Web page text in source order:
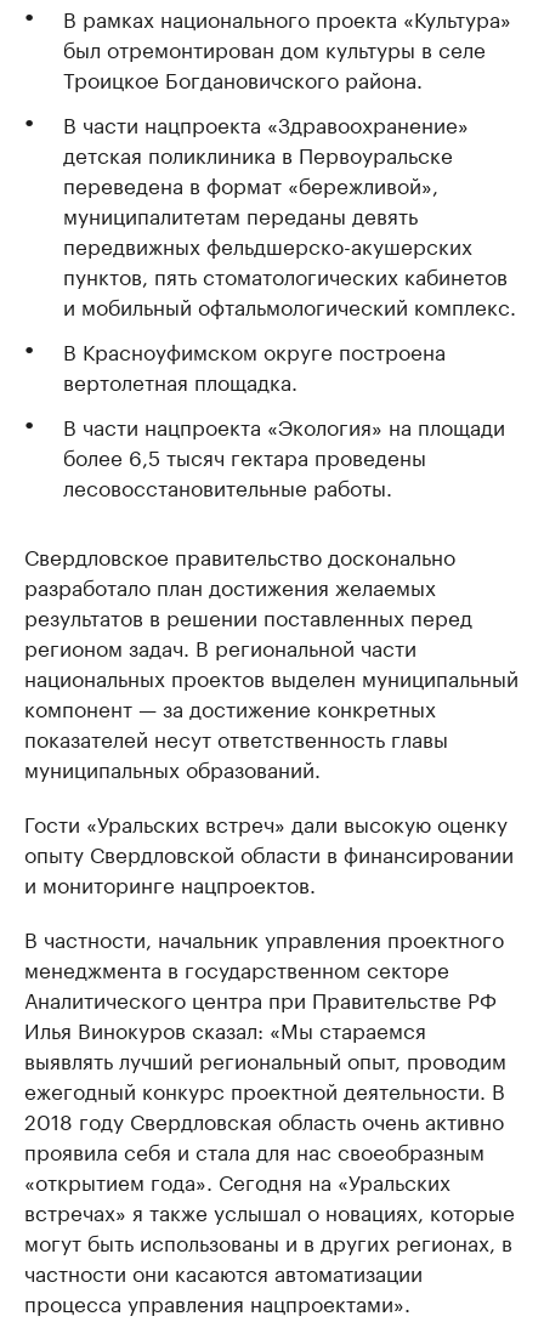
В рамках национального проекта «Культура»
был отремонтирован дом культуры в селе
Троицкое Богдановичского района.
В части нацпроекта «Здравоохранение»
детская поликлиника в Первоуральске
переведена в формат «бережливой»,
муниципалитетам переданы девять
передвижных фельдшерско-акушерских
пунктов, пять стоматологических кабинетов
и мобильный офтальмологический комплекс.
В Красноуфимском округе построена
вертолетная площадка.
В части нацпроекта «Экология» на площади
более 6,5 тысяч гектара проведены
лесовосстановительные работы.
Свердловское правительство досконально
разработало план достижения желаемых
результатов в решении поставленных перед
регионом задач. В региональной части
национальных проектов выделен муниципальный
компонент — за достижение конкретных
показателей несут ответственность главы
муниципальных образований.
Гости «Уральских встреч» дали высокую оценку
опыту Свердловской области в финансировании
и мониторинге нацпроектов.
В частности, начальник управления проектного
менеджмента в государственном секторе
Аналитического центра при Правительстве РФ
Илья Винокуров сказал: «Мы стараемся
выявлять лучший региональный опыт, проводим
ежегодный конкурс проектной деятельности. В
2018 году Свердловская область очень активно
проявила себя и стала для нас своеобразным
«открытием года». Сегодня на «Уральских
встречах» я также услышал о новациях, которые
могут быть использованы и в других регионах, в
частности они касаются автоматизации
процесса управления нацпроектами».